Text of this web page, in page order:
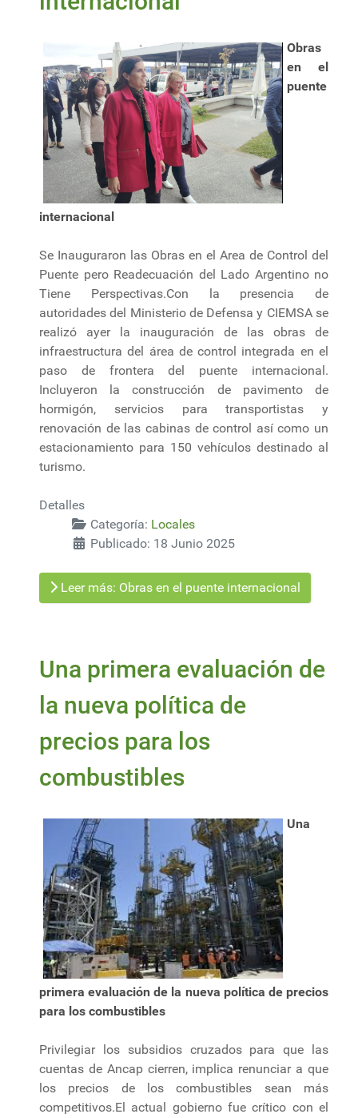
Obras
en el
puente
internacional
Se Inauguraron las Obras en el Area de Control del
Puente pero Readecuación del Lado Argentino no
Tiene Perspectivas.Con la presencia de
autoridades del Ministerio de Defensa y CIEMSA se
realizó ayer la inauguración de las obras de
infraestructura del área de control integrada en el
paso de frontera del puente internacional.
Incluyeron la construcción de pavimento de
hormigón, servicios para transportistas y
renovación de las cabinas de control así como un
estacionamiento para 150 vehículos destinado al
turismo.
Detalles
Categoría: Locales
Publicado: 18 Junio 2025
Leer más: Obras en el puente internacional
Una primera evaluación de
la nueva política de
precios para los
combustibles
Una
primera evaluación de la nueva política de precios
para los combustibles
Privilegiar los subsidios cruzados para que las
cuentas de Ancap cierren, implica renunciar a que
los precios de los combustibles sean más
competitivos.El actual gobierno fue crítico con el